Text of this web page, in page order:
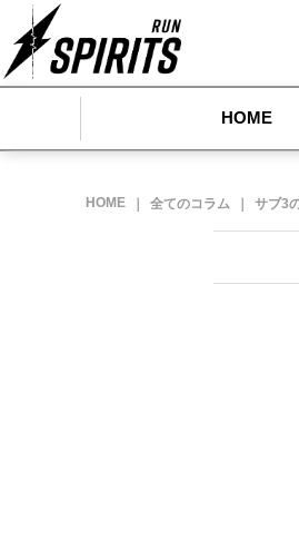
HOME
HOME 全てのコラム サブ3